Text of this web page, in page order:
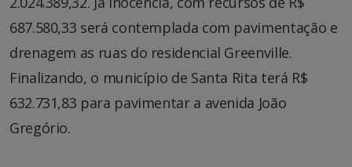
687.580,33 será contemplada com pavimentação e
drenagem as ruas do residencial Greenville.
Finalizando, o município de Santa Rita terá R$
632.731,83 para pavimentar a avenida João
Gregório.